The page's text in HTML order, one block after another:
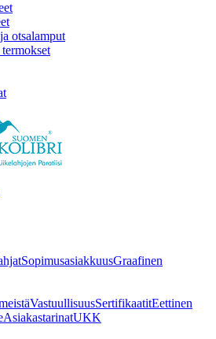
otsalamput
SopimusasiakkuusGraafinen
VastuullisuusSertifikaatitEettinen
AsiakastarinatUKK